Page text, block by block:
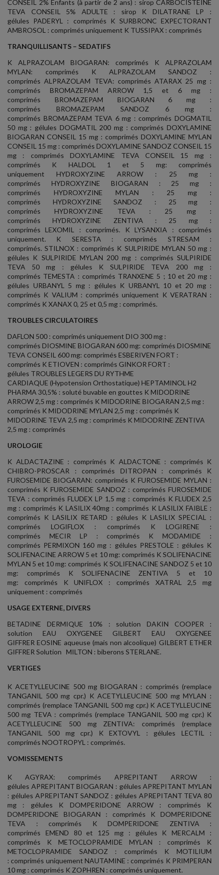
CONSEIL 2% Enfants (à partir de 2 ans) : sirop CARBOCISTEINE
TEVA CONSEIL 5% ADULTE : sirop K DILATRANE LP :
gélules PADERYL : comprimés K SURBRONC EXPECTORANT
AMBROSOL : comprimés uniquement K TUSSIPAX : comprimés
TRANQUILLISANTS – SEDATIFS
K ALPRAZOLAM BIOGARAN: comprimés K ALPRAZOLAM
MYLAN: comprimés K ALPRAZOLAM SANDOZ :
comprimés ALPRAZOLAM TEVA: comprimés ATARAX 25 mg :
comprimés BROMAZEPAM ARROW 1,5 et 6 mg :
comprimés BROMAZEPAM BIOGARAN 6 mg :
comprimés BROMAZEPAM SANDOZ 6 mg :
comprimés BROMAZEPAM TEVA 6 mg : comprimés DOGMATIL
50 mg : gélules DOGMATIL 200 mg : comprimés DOXYLAMINE
BIOGARAN CONSEIL 15 mg : comprimés DOXYLAMINE MYLAN
CONSEIL 15 mg : comprimés DOXYLAMINE SANDOZ CONSEIL 15
mg : comprimés DOXYLAMINE TEVA CONSEIL 15 mg :
comprimés K HALDOL 1 et 5 mg: comprimés
uniquement HYDROXYZINE ARROW : 25 mg :
comprimés HYDROXYZINE BIOGARAN : 25 mg :
comprimés HYDROXYZINE MYLAN : 25 mg :
comprimés HYDROXYZINE SANDOZ : 25 mg :
comprimés HYDROXYZINE TEVA : 25 mg :
comprimés HYDROXYZINE ZENTIVA : 25 mg :
comprimés LEXOMIL : comprimés. K LYSANXIA : comprimés
uniquement. K SERESTA : comprimés STRESAM :
comprimés. STILNOX : comprimés K SULPIRIDE MYLAN 50 mg :
gélules K SULPIRIDE MYLAN 200 mg : comprimés SULPIRIDE
TEVA 50 mg : gélules K SULPIRIDE TEVA 200 mg :
comprimés TEMESTA : comprimés TRANXENE 5 ; 10 et 20 mg :
gélules URBANYL 5 mg : gélules K URBANYL 10 et 20 mg :
comprimés K VALIUM : comprimés uniquement K VERATRAN :
comprimés K XANAX 0, 25 et 0,5 mg : comprimés.
TROUBLES CIRCULATOIRES
DAFLON 500 : comprimés uniquement DIO 300 mg :
comprimés DIOSMINE BIOGARAN 600 mg: comprimés DIOSMINE
TEVA CONSEIL 600 mg: comprimés ESBERIVEN FORT :
comprimés K ETIOVEN : comprimés GINKOR FORT :
gélules TROUBLES LEGERS DU RYTHME
CARDIAQUE (Hypotension Orthostatique) HEPTAMINOL H2
PHARMA 30,5% : soluté buvable en gouttes K MIDODRINE
ARROW 2,5 mg : comprimés K MIDODRINE BIOGARAN 2,5 mg :
comprimés K MIDODRINE MYLAN 2,5 mg : comprimés K
MIDODRINE TEVA 2,5 mg : comprimés K MIDODRINE ZENTIVA
2,5 mg : comprimés
UROLOGIE
K ALDACTAZINE : comprimés K ALDACTONE : comprimés K
CHIBRO-PROSCAR : comprimés DITROPAN : comprimés K
FUROSEMIDE BIOGARAN: comprimés K FUROSEMIDE MYLAN :
comprimés K FUROSEMIDE SANDOZ : comprimés FUROSEMIDE
TEVA : comprimés FLUDEX LP 1,5 mg : comprimés K FLUDEX 2,5
mg : comprimés K LASILIX 40mg : comprimés K LASILIX FAIBLE :
comprimés K LASILIX RETARD : gélules K LASILIX SPECIAL :
comprimés LOGIFLOX : comprimés K LOGIRENE :
comprimés MECIR LP : comprimés K MODAMIDE :
comprimés PERMIXON 160 mg : gélules PRESTOLE : gélules K
SOLIFENACINE ARROW 5 et 10 mg: comprimés K SOLIFENACINE
MYLAN 5 et 10 mg: comprimés K SOLIFENACINE SANDOZ 5 et 10
mg: comprimés K SOLIFENACINE ZENTIVA 5 et 10
mg: comprimés K UNIFLOX : comprimés XATRAL 2,5 mg
uniquement : comprimés
USAGE EXTERNE, DIVERS
BETADINE DERMIQUE 10% : solution DAKIN COOPER :
solution EAU OXYGENEE GILBERT EAU OXYGENEE
GIFFRER EOSINE aqueuse (mais non alcoolique) GILBERT ETHER
GIFFRER Solution MILTON : biberons STERLANE.
VERTIGES
K ACETYLLEUCINE 500 mg BIOGARAN : comprimés (remplace
TANGANIL 500 mg cpr.) K ACETYLLEUCINE 500 mg MYLAN :
comprimés (remplace TANGANIL 500 mg cpr.) K ACETYLLEUCINE
500 mg TEVA : comprimés (remplace TANGANIL 500 mg cpr.) K
ACETYLLEUCINE 500 mg ZENTIVA: comprimés (remplace
TANGANIL 500 mg cpr.) K EXTOVYL : gélules LECTIL :
comprimés NOOTROPYL : comprimés.
VOMISSEMENTS
K AGYRAX: comprimés APREPITANT ARROW :
gélules APREPITANT BIOGARAN : gélules APREPITANT MYLAN
: gélules APREPITANT SANDOZ : gélules APREPITANT TEVA 80
mg : gélules K DOMPERIDONE ARROW : comprimés K
DOMPERIDONE BIOGARAN : comprimés K DOMPERIDONE
TEVA : comprimés K DOMPERIDONE ZENTIVA :
comprimés EMEND 80 et 125 mg : gélules K MERCALM :
comprimés K METOCLOPRAMIDE MYLAN : comprimés K
METOCLOPRAMIDE SANDOZ : comprimés K MOTILIUM
: comprimés uniquement NAUTAMINE : comprimés K PRIMPERAN
10 mg : comprimés K ZOPHREN : comprimés uniquement.